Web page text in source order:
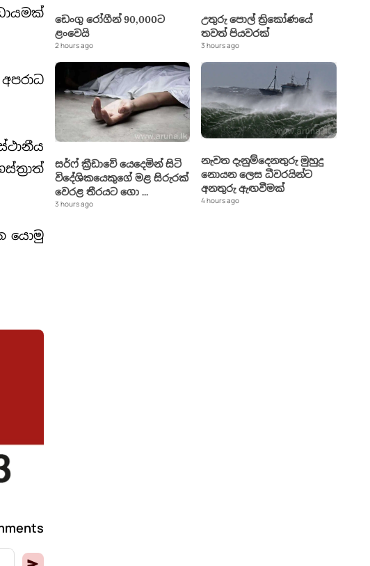
යොමු
ඩෙංගු රෝගීන් 90,000ට
ළංවෙයි
2 hours ago
උතුරු පොල් ත්‍රිකෝණයේ
තවත් පියවරක්
3 hours ago
සර්ෆ් ක්‍රීඩාවේ යෙදෙමින් සිටි
විදේශිකයෙකුගේ මළ සිරුරක්
වෙරළ තීරයට ගො...
3 hours ago
නැවත දැනුම්දෙනතුරු මුහුදු
නොයන ලෙස ධීවරයින්ට
අනතුරු ඇඟවීමක්
4 hours ago